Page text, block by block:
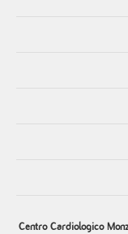
Centro Cardiologico